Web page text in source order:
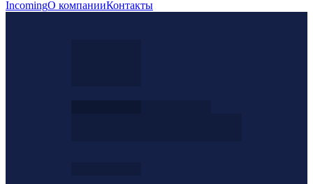
IncomingО компанииКонтакты